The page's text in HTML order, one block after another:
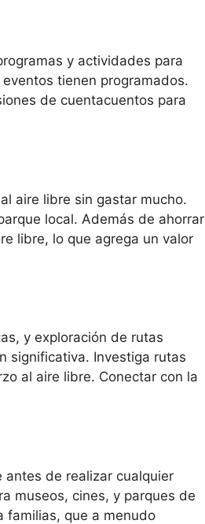
y actividades para
tienen programados.
de cuentacuentos para
aire libre sin gastar mucho.
local. Además de ahorrar
libre, lo que agrega un valor
y exploración de rutas
significativa. Investiga rutas
al aire libre. Conectar con la
de realizar cualquier
museos, cines, y parques de
familias, que a menudo